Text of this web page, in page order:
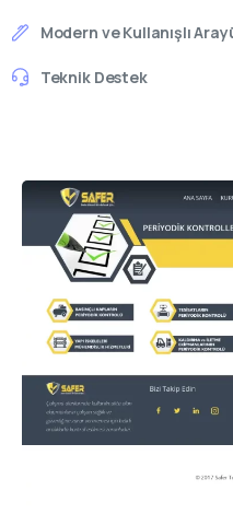
Modern ve Kullanışlı
Teknik Destek